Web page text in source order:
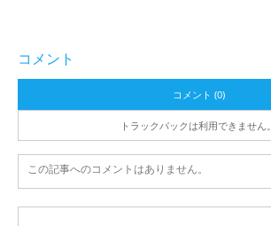
コメント
コメント (0)
トラックバックは利用できません。
この記事へのコメントはありません。